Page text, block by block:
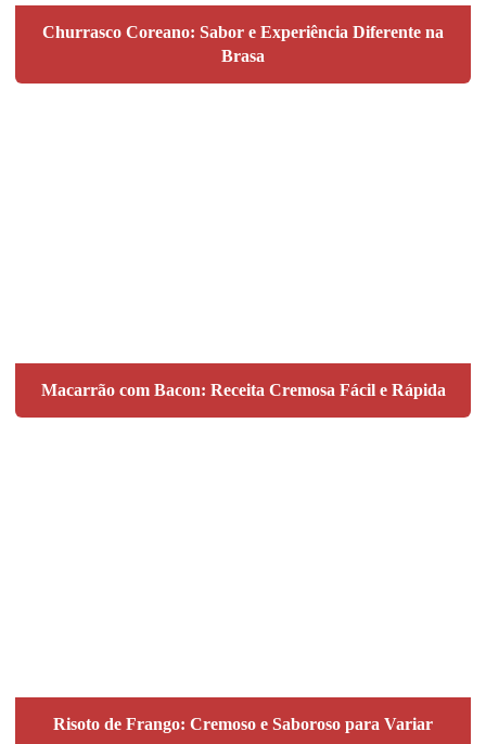
Churrasco Coreano: Sabor e Experiência Diferente na
Brasa
Macarrão com Bacon: Receita Cremosa Fácil e Rápida
Risoto de Frango: Cremoso e Saboroso para Variar